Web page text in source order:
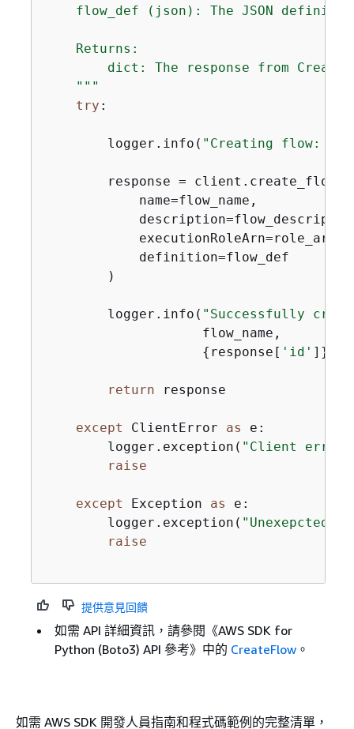
flow_def (json): The JSON
    Returns:
dict: The response from
    """
try :
        logger.info(
"Creating flow:
        response = client.create_flow(
            name=flow_name,
            executionRoleArn=role_arn,
            definition=flow_def
        )
        logger.info(
"Successfully
                    flow_name,
{ response[ 'id' ]})
return response
except ClientError as e:
        logger.exception(
"Client error
raise
except Exception as e:
        logger.exception(
"Unexepcted
raise
提供意見回饋
如需 API 詳細資訊，請參閱《AWS SDK for
Python (Boto3) API 參考》 中的 CreateFlow。
如需 AWS SDK 開發人員指南和程式碼範例的完整清單，